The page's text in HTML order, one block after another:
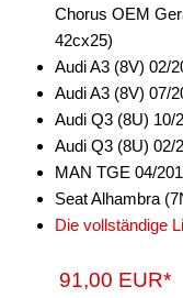
Chorus OEM
42cx25)
Audi A3 (8V) 02/
Audi A3 (8V) 07/
Audi Q3 (8U) 10/
Audi Q3 (8U) 02/
MAN TGE 04/
Seat Alhambra
Die vollständige
91,00 EUR*